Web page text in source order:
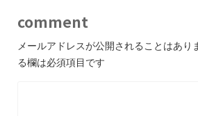
comment
メールアドレスが公開されることはあり
る欄は必須項目です